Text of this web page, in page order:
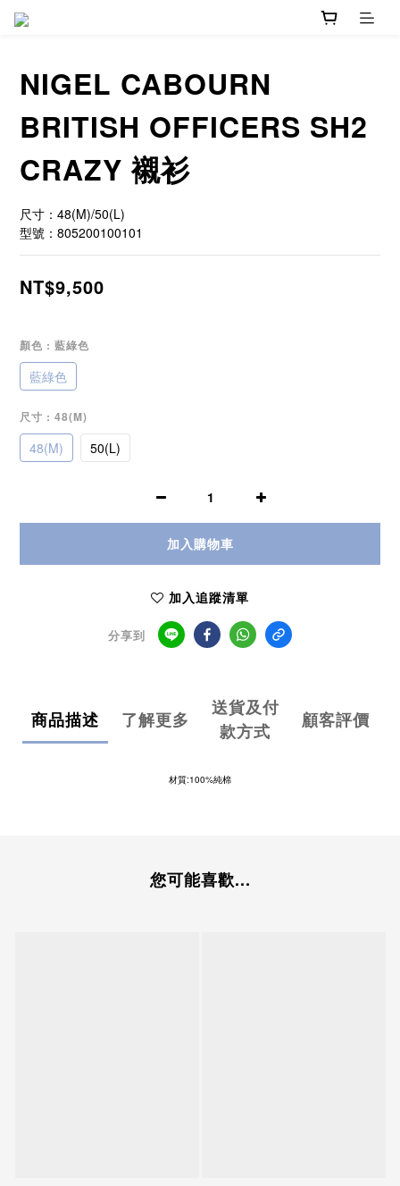
NIGEL CABOURN
BRITISH OFFICERS SH2
CRAZY 襯衫
尺寸：48(M)/50(L)
型號：805200100101
NT$9,500
顏色 : 藍綠色
藍綠色
尺寸 : 48(M)
48(M) 50(L)
加入購物車
加入追蹤清單
分享到
商品描述 了解更多
送貨及付
款方式
顧客評價
材質:100%純棉
您可能喜歡...